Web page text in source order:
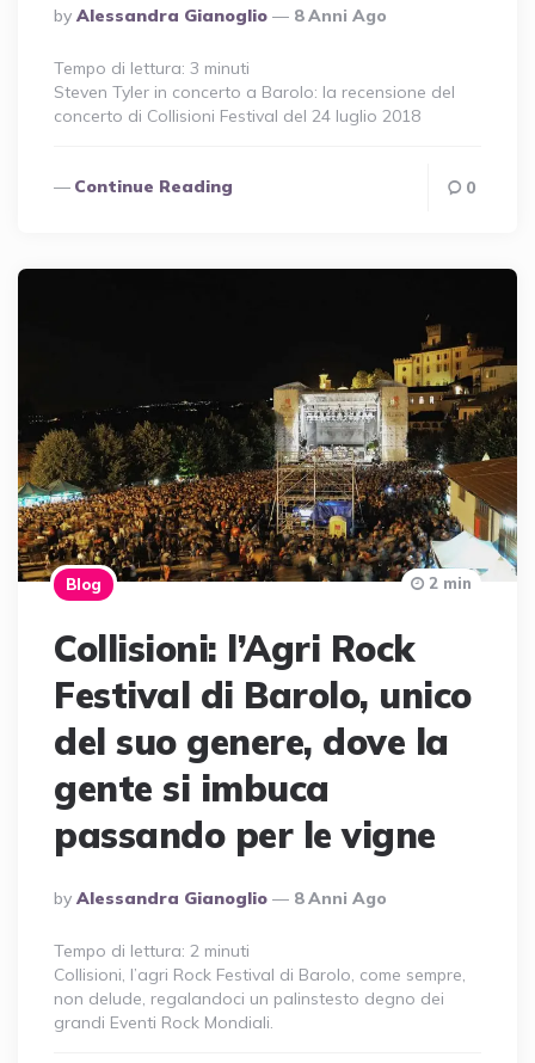
Posted
By
By Alessandra Gianoglio 8 Anni Ago
Tempo di lettura: 3 minuti
Steven Tyler in concerto a Barolo: la recensione del
concerto di Collisioni Festival del 24 luglio 2018
Continue Reading 0
Blog
Collisioni: l’Agri Rock
Festival di Barolo, unico
del suo genere, dove la
gente si imbuca
passando per le vigne
Posted
By
By Alessandra Gianoglio 8 Anni Ago
2 min
Tempo di lettura: 2 minuti
Collisioni, l’agri Rock Festival di Barolo, come sempre,
non delude, regalandoci un palinstesto degno dei
grandi Eventi Rock Mondiali.